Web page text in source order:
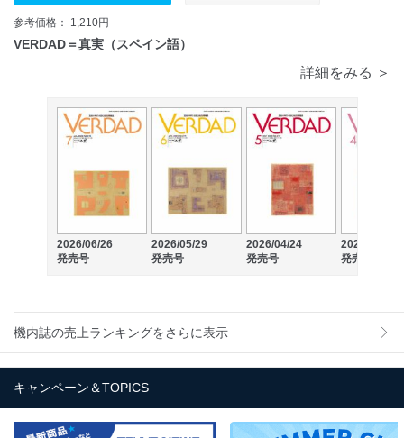
参考価格： 1,210円
VERDAD＝真実（スペイン語）
詳細をみる ＞
2026/06/26
発売号
2026/05/29
発売号
2026/04/24
発売号
2026/03/27
発売号
機内誌の売上ランキングをさらに表示
キャンペーン＆TOPICS